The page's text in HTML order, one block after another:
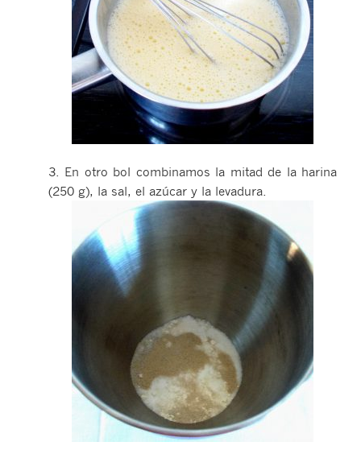
3. En otro bol combinamos la mitad de la harina
(250 g), la sal, el azúcar y la levadura.